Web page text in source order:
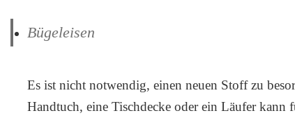
Bügeleisen
Es ist nicht notwendig, einen neuen Stoff zu
Handtuch, eine Tischdecke oder ein Läufer kann